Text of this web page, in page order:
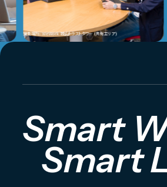
撮影場所: WeWork 城山トラストタワー (共有エリア)
Smart
Smart